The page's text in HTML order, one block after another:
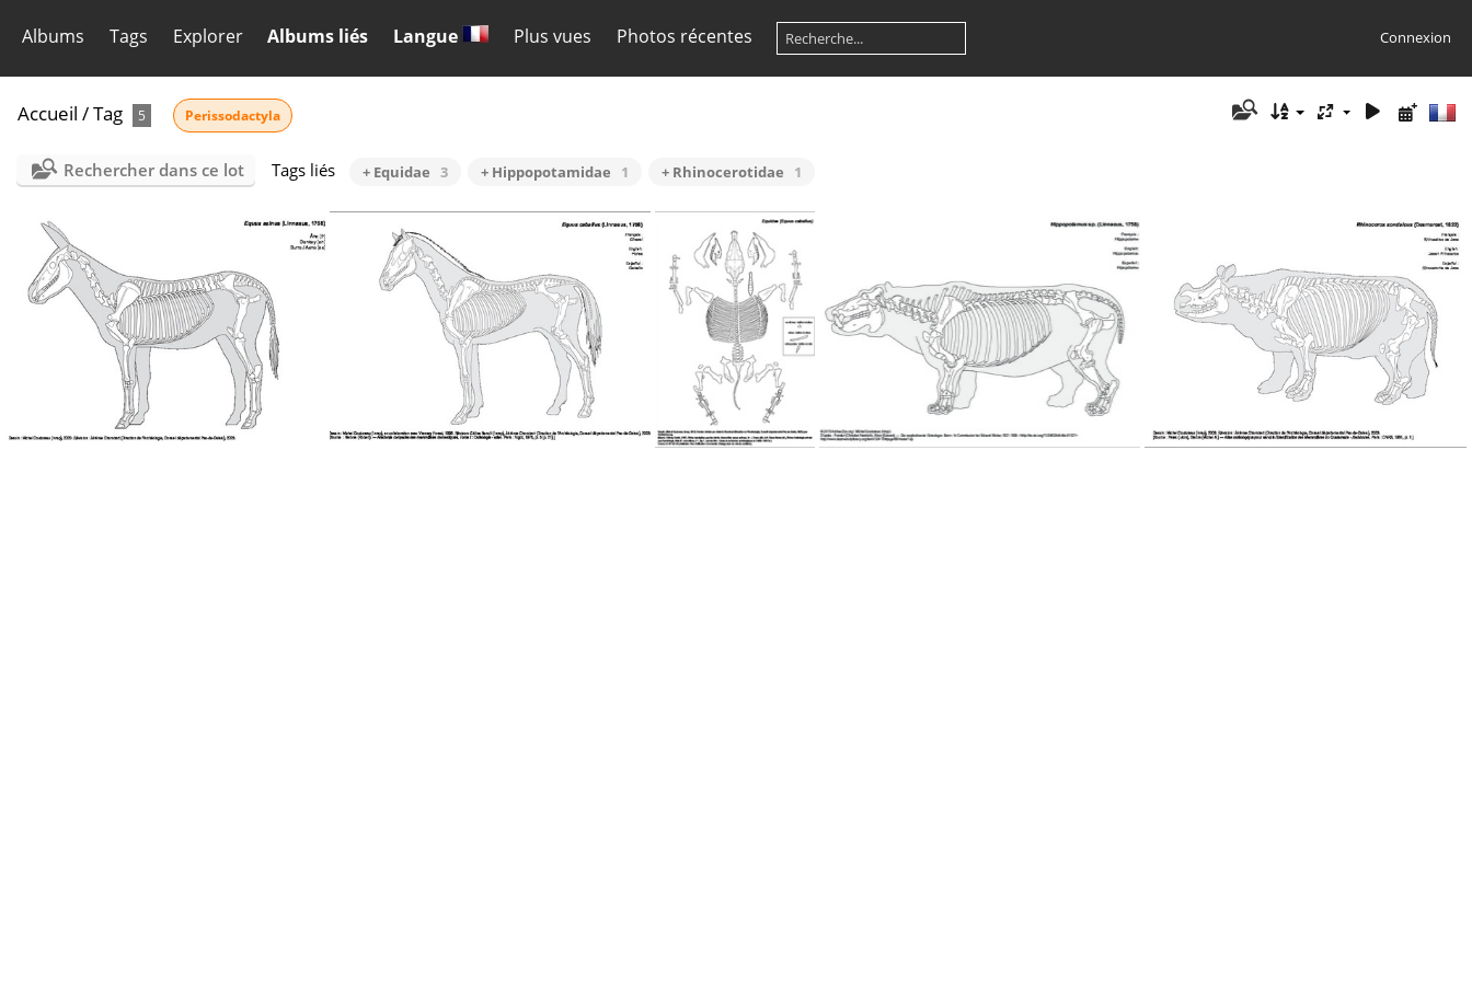
Albums Tags Explorer Albums liés Langue Plus vues Photos récentes Connexion
Accueil /Tag 5 Perissodactyla
Rechercher dans ce lot Tags liés + Equidae 3 + Hippopotamidae 1 + Rhinocerotidae 1